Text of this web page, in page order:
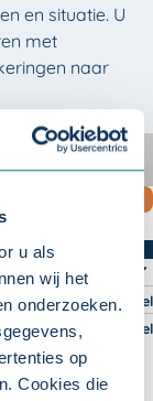
u als
wij het
onderzoeken.
op
Cookies die
en situatie. U
met
naar
HandenVrij MKB
verzuimontzorg
Optioneel
Optioneel